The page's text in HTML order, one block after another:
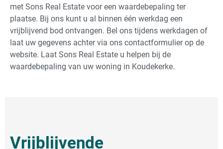
met Sons Real Estate voor een waardebepaling ter
plaatse. Bij ons kunt u al binnen één werkdag een
vrijblijvend bod ontvangen. Bel ons tijdens werkdagen of
laat uw gegevens achter via ons contactformulier op de
website. Laat Sons Real Estate u helpen bij de
waardebepaling van uw woning in Koudekerke.
Vrijblijvende